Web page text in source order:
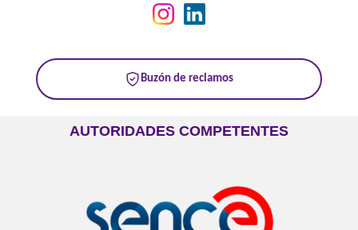
Buzón de reclamos
AUTORIDADES COMPETENTES